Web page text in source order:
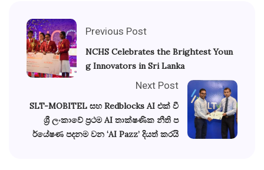
Previous Post
NCHS Celebrates the Brightest Youn
g Innovators in Sri Lanka
Next Post
SLT-MOBITEL සහ Redblocks AI එක් වී
ශ්‍රී ලංකාවේ ප්‍රථම AI තාක්ෂණික නීති ප
ර්යේෂණ පදනම වන ‘AI Pazz’ දියත් කරයි